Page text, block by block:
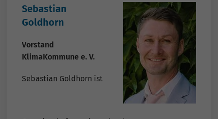
Sebastian
Goldhorn
Vorstand
KlimaKommune e. V.
Sebastian Goldhorn ist